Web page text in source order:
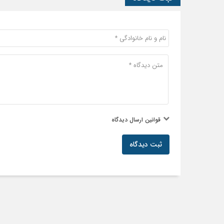
قوانین ارسال دیدگاه
ثبت دیدگاه